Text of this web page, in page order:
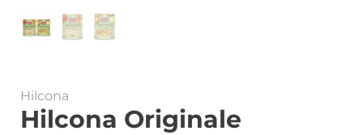
Hilcona
Hilcona Originale